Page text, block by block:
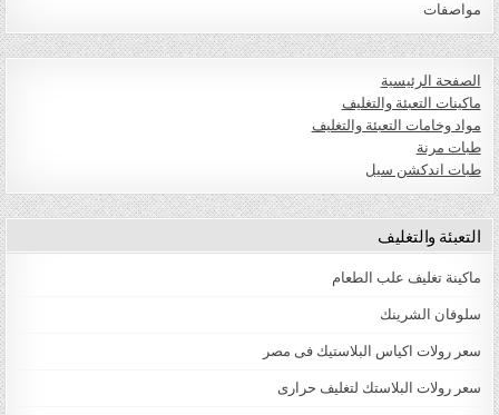
مواصفات
الصفحة الرئيسية
ماكينات التعبئة والتغليف
مواد وخامات التعبئة والتغليف
طبات مرنة
طبات اندكشن سيل
التعبئة والتغليف
ماكينة تغليف علب الطعام
سلوفان الشرينك
سعر رولات اكياس البلاستيك فى مصر
سعر رولات البلاستك لتغليف حرارى